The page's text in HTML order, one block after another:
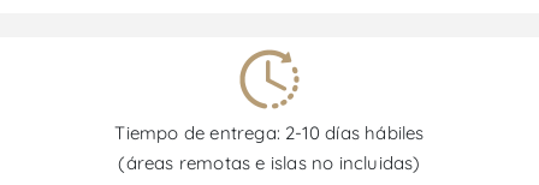
Tiempo de entrega: 2-10 días hábiles
(áreas remotas e islas no incluidas)